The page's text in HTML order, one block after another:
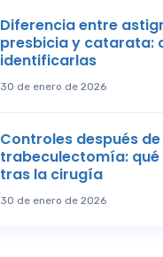
Diferencia entre
presbicia y catarata:
identificarlas
30 de enero de 2026
Controles después
trabeculectomía: qué
tras la cirugía
30 de enero de 2026